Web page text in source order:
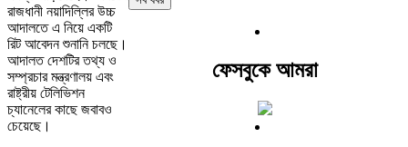
রাজধানী নয়াদিল্লির উচ্চ
আদালতে এ নিয়ে একটি
রিট আবেদন শুনানি চলছে।
আদালত দেশটির তথ্য ও
সম্প্রচার মন্ত্রণালয় এবং
রাষ্ট্রীয় টেলিভিশন
চ্যানেলের কাছে জবাবও
চেয়েছে।
ফেসবুকে আমরা